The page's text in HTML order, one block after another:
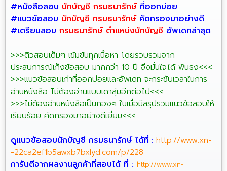
#หนังสือสอบ นักบัญชี กรมธนารักษ์ ที่ออกบ่อย
#แนวข้อสอบ นักบัญชี กรมธนารักษ์ คัดกรองมาอย่างดี
#เตรียมสอบ กรมธนารักษ์ ตำแหน่งนักบัญชี อัพเดทล่าสุด
>>>ติวสอบเต็มๆ เข้มข้นทุกเนื้อหา โดยรวบรวมจาก
ประสบการณ์เก็งข้อสอบ มากกว่า 10 ปี จึงมั่นใจได้ ฟันธง<<<
>>>เเนวข้อสอบเก่าที่ออกบ่อยและอัพเดท จะกระชับเวลาในการ
อ่านหนังสือ ไม่ต้องอ่านเเบบเดาสุ่มอีกต่อไป<<<
>>>ไม่ต้องอ่านหนังสือเป็นกองๆ ในเมื่อมีสรุปรวมเเนวข้อสอบให้
เรียบร้อย คัดกรองมาอย่างดีเยี่ยม<<<
ดูแนวข้อสอบนักบัญชี กรมธนารักษ์ ได้ที่ : http://www.xn-
-22ca2ef1b5awxb7bxlyd.com/p/228
การันตีจากผลงานลูกค้าที่สอบได้ ที่ : http://www.xn-